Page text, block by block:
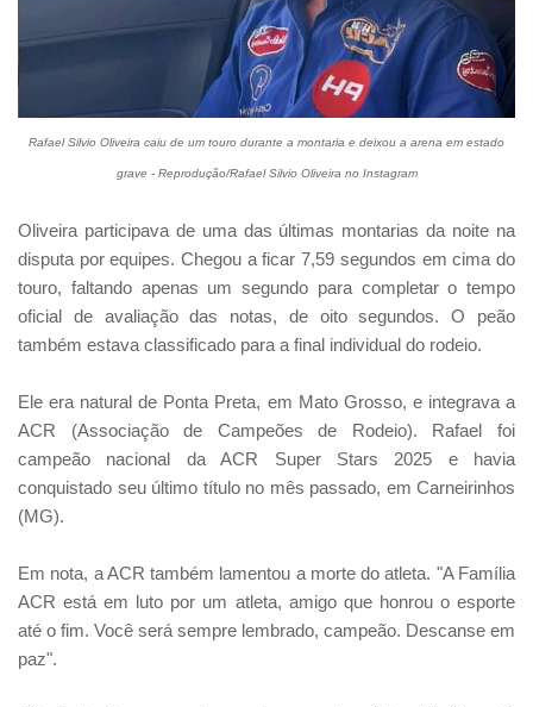
Rafael Silvio Oliveira caiu de um touro durante a montaria e deixou a arena em estado
grave - Reprodução/Rafael Silvio Oliveira no Instagram
Oliveira participava de uma das últimas montarias da noite na
disputa por equipes. Chegou a ficar 7,59 segundos em cima do
touro, faltando apenas um segundo para completar o tempo
oficial de avaliação das notas, de oito segundos. O peão
também estava classificado para a final individual do rodeio.
Ele era natural de Ponta Preta, em Mato Grosso, e integrava a
ACR (Associação de Campeões de Rodeio). Rafael foi
campeão nacional da ACR Super Stars 2025 e havia
conquistado seu último título no mês passado, em Carneirinhos
(MG).
Em nota, a ACR também lamentou a morte do atleta. "A Família
ACR está em luto por um atleta, amigo que honrou o esporte
até o fim. Você será sempre lembrado, campeão. Descanse em
paz".